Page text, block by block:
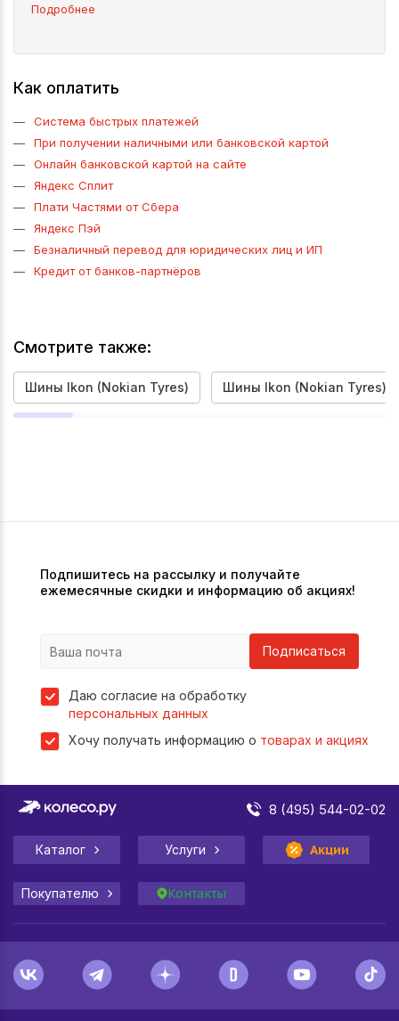
Подробнее
Как оплатить
Система быстрых платежей
При получении наличными или банковской картой
Онлайн банковской картой на сайте
Яндекс Сплит
Плати Частями от Сбера
Яндекс Пэй
Безналичный перевод для юридических лиц и ИП
Кредит от банков-партнёров
Смотрите также:
Шины Ikon (Nokian Tyres) Шины Ikon (Nokian Tyres)
Подпишитесь на рассылку и получайте
ежемесячные скидки и информацию об акциях!
Подписаться
Даю согласие на обработку
персональных данных
Хочу получать информацию о товарах и акциях
8 (495) 544-02-02
Каталог Услуги Акции
Покупателю Контакты